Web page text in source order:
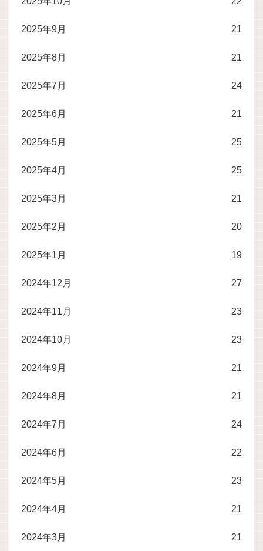
2025年9月 21
2025年8月 21
2025年7月 24
2025年6月 21
2025年5月 25
2025年4月 25
2025年3月 21
2025年2月 20
2025年1月 19
2024年12月 27
2024年11月 23
2024年10月 23
2024年9月 21
2024年8月 21
2024年7月 24
2024年6月 22
2024年5月 23
2024年4月 21
2024年3月 21